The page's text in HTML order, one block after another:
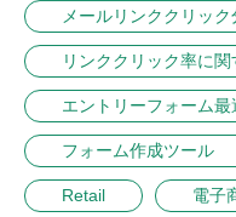
メールリンククリック
リンククリック率に関
エントリーフォーム最
フォーム作成ツール
Retail 電子